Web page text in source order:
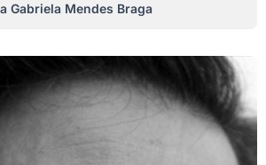
Gabriela Mendes Braga